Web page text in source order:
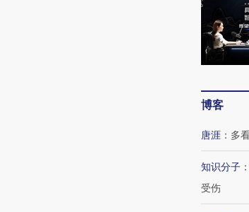
博客
唐涯 ： 多
知识分子 ：
受伤